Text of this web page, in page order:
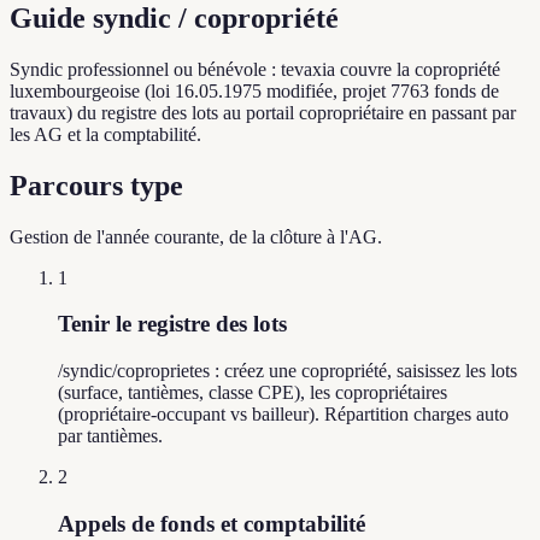
Guide syndic / copropriété
Syndic professionnel ou bénévole : tevaxia couvre la copropriété
luxembourgeoise (loi 16.05.1975 modifiée, projet 7763 fonds de
travaux) du registre des lots au portail copropriétaire en passant par
les AG et la comptabilité.
Parcours type
Gestion de l'année courante, de la clôture à l'AG.
1
Tenir le registre des lots
/syndic/coproprietes : créez une copropriété, saisissez les lots
(surface, tantièmes, classe CPE), les copropriétaires
(propriétaire-occupant vs bailleur). Répartition charges auto
par tantièmes.
2
Appels de fonds et comptabilité